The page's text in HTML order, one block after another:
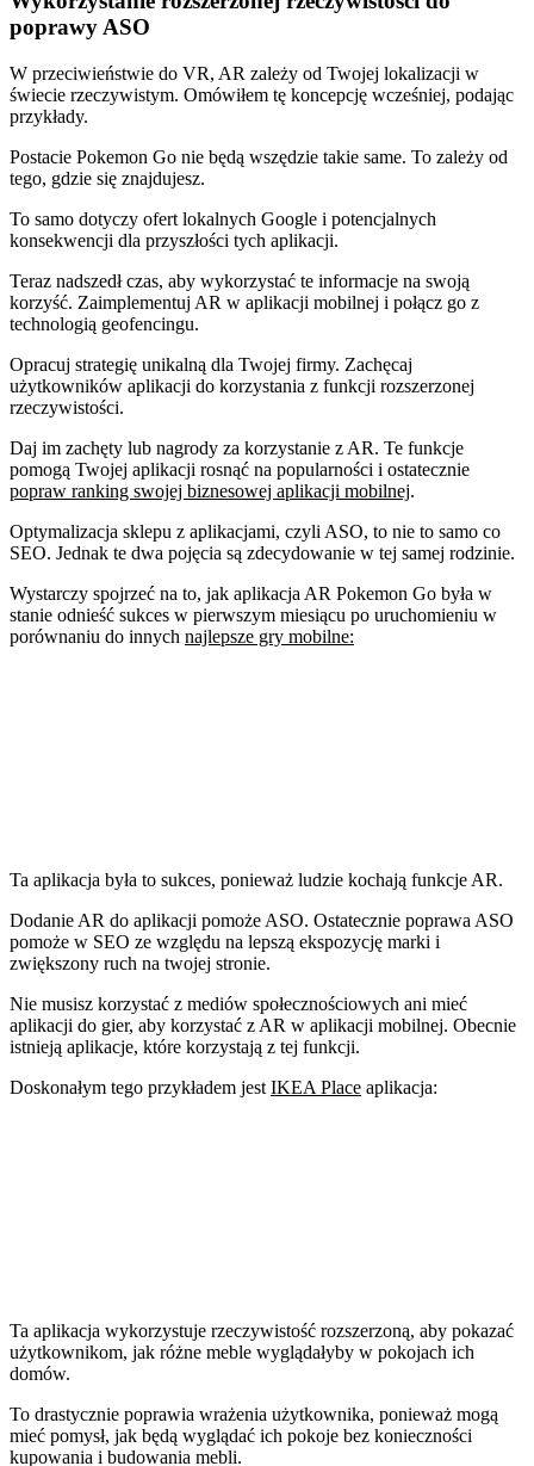
poprawy ASO
W przeciwieństwie do VR, AR zależy od Twojej lokalizacji w
świecie rzeczywistym. Omówiłem tę koncepcję wcześniej, podając
przykłady.
Postacie Pokemon Go nie będą wszędzie takie same. To zależy od
tego, gdzie się znajdujesz.
To samo dotyczy ofert lokalnych Google i potencjalnych
konsekwencji dla przyszłości tych aplikacji.
Teraz nadszedł czas, aby wykorzystać te informacje na swoją
korzyść. Zaimplementuj AR w aplikacji mobilnej i połącz go z
technologią geofencingu.
Opracuj strategię unikalną dla Twojej firmy. Zachęcaj
użytkowników aplikacji do korzystania z funkcji rozszerzonej
rzeczywistości.
Daj im zachęty lub nagrody za korzystanie z AR. Te funkcje
pomogą Twojej aplikacji rosnąć na popularności i ostatecznie
popraw ranking swojej biznesowej aplikacji mobilnej.
Optymalizacja sklepu z aplikacjami, czyli ASO, to nie to samo co
SEO. Jednak te dwa pojęcia są zdecydowanie w tej samej rodzinie.
Wystarczy spojrzeć na to, jak aplikacja AR Pokemon Go była w
stanie odnieść sukces w pierwszym miesiącu po uruchomieniu w
porównaniu do innych najlepsze gry mobilne:
Ta aplikacja była to sukces, ponieważ ludzie kochają funkcje AR.
Dodanie AR do aplikacji pomoże ASO. Ostatecznie poprawa ASO
pomoże w SEO ze względu na lepszą ekspozycję marki i
zwiększony ruch na twojej stronie.
Nie musisz korzystać z mediów społecznościowych ani mieć
aplikacji do gier, aby korzystać z AR w aplikacji mobilnej. Obecnie
istnieją aplikacje, które korzystają z tej funkcji.
Doskonałym tego przykładem jest IKEA Place aplikacja:
Ta aplikacja wykorzystuje rzeczywistość rozszerzoną, aby pokazać
użytkownikom, jak różne meble wyglądałyby w pokojach ich
domów.
To drastycznie poprawia wrażenia użytkownika, ponieważ mogą
mieć pomysł, jak będą wyglądać ich pokoje bez konieczności
kupowania i budowania mebli.